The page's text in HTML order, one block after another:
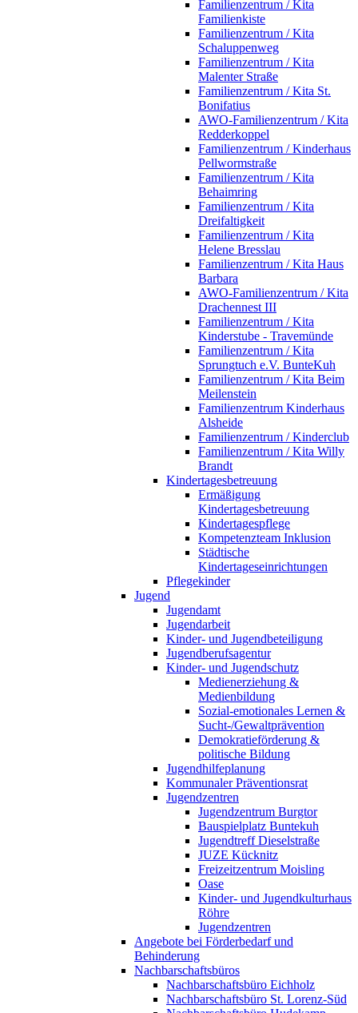
Familienzentrum / Kita
Familienkiste
Familienzentrum / Kita
Schaluppenweg
Familienzentrum / Kita
Malenter Straße
Familienzentrum / Kita St.
Bonifatius
AWO-Familienzentrum / Kita
Redderkoppel
Familienzentrum / Kinderhaus
Pellwormstraße
Familienzentrum / Kita
Behaimring
Familienzentrum / Kita
Dreifaltigkeit
Familienzentrum / Kita
Helene Bresslau
Familienzentrum / Kita Haus
Barbara
AWO-Familienzentrum / Kita
Drachennest III
Familienzentrum / Kita
Kinderstube - Travemünde
Familienzentrum / Kita
Sprungtuch e.V. BunteKuh
Familienzentrum / Kita Beim
Meilenstein
Familienzentrum Kinderhaus
Alsheide
Familienzentrum / Kinderclub
Familienzentrum / Kita Willy
Brandt
Kindertagesbetreuung
Ermäßigung
Kindertagesbetreuung
Kindertagespflege
Kompetenzteam Inklusion
Städtische
Kindertageseinrichtungen
Pflegekinder
Jugend
Jugendamt
Jugendarbeit
Kinder- und Jugendbeteiligung
Jugendberufsagentur
Kinder- und Jugendschutz
Medienerziehung &
Medienbildung
Sozial-emotionales Lernen &
Sucht-/Gewaltprävention
Demokratieförderung &
politische Bildung
Jugendhilfeplanung
Kommunaler Präventionsrat
Jugendzentren
Jugendzentrum Burgtor
Bauspielplatz Buntekuh
Jugendtreff Dieselstraße
JUZE Kücknitz
Freizeitzentrum Moisling
Oase
Kinder- und Jugendkulturhaus
Röhre
Jugendzentren
Angebote bei Förderbedarf und
Behinderung
Nachbarschaftsbüros
Nachbarschaftsbüro Eichholz
Nachbarschaftsbüro St. Lorenz-Süd